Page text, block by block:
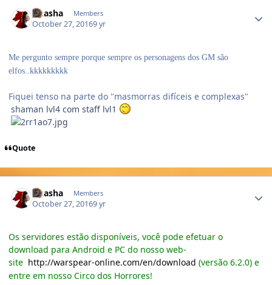
Akasha Members
October 27, 20169 yr
Me pergunto sempre porque sempre os personagens dos GM são
elfos..kkkkkkkkk
Fiquei tenso na parte do "masmorras difíceis e complexas"
shaman lvl4 com staff lvl1
Quote
Akasha Members
October 27, 20169 yr
Os servidores estão disponíveis, você pode efetuar o
download para Android e PC do nosso web-
site http://warspear-online.com/en/download (versão 6.2.0) e
entre em nosso Circo dos Horrores!